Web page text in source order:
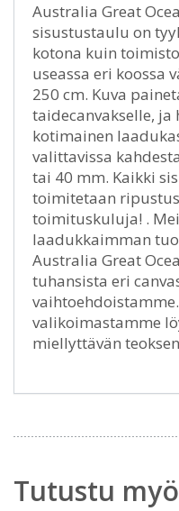
Australia Great
sisustustaulu on
kotona kuin
useassa eri koossa
250 cm. Kuva
taidecanvakselle,
kotimainen
valittavissa
tai 40 mm. Kaikki
toimitetaan
toimituskuluja! .
laadukkaimman
Australia Great
tuhansista eri
valikoimastamme
miellyttävän
Tutustu